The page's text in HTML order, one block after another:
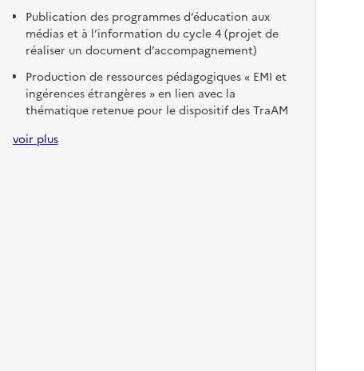
Publication des programmes d’éducation aux
médias et à l’information du cycle 4 (projet de
réaliser un document d’accompagnement)
Production de ressources pédagogiques « EMI et
ingérences étrangères » en lien avec la
thématique retenue pour le dispositif des TraAM
voir plus